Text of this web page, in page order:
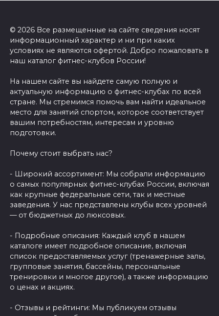
© 2026 Все размещенные на сайте сведения носят
информационный характер и ни при каких
условиях не являются офертой. Добро пожаловать в
наш каталог фитнес-клубов России!
На нашем сайте вы найдете самую полную и
актуальную информацию о фитнес-клубах по всей
стране. Мы стремимся помочь вам найти идеальное
место для занятий спортом, которое соответствует
вашим потребностям, интересам и уровню
подготовки.
Почему стоит выбрать нас?
- Широкий ассортимент: Мы собрали информацию
о самых популярных фитнес-клубах России, включая
как крупные федеральные сети, так и местные
заведения. У нас представлены клубы всех уровней
— от бюджетных до люксовых.
- Подробные описания: Каждый клуб в нашем
каталоге имеет подробное описание, включая
список предоставляемых услуг (тренажерные залы,
групповые занятия, бассейны, персональные
тренировки и многое другое), а также информацию
о ценах и акциях.
- Отзывы и рейтинги: Мы публикуем отзывы